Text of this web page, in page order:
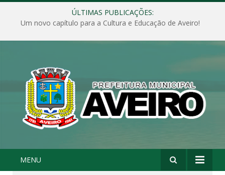
ÚLTIMAS PUBLICAÇÕES:
Um novo capítulo para a Cultura e Educação de Aveiro!
MENU